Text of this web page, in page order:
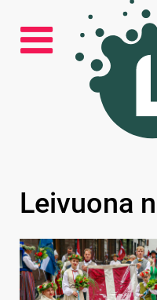
Leivuona